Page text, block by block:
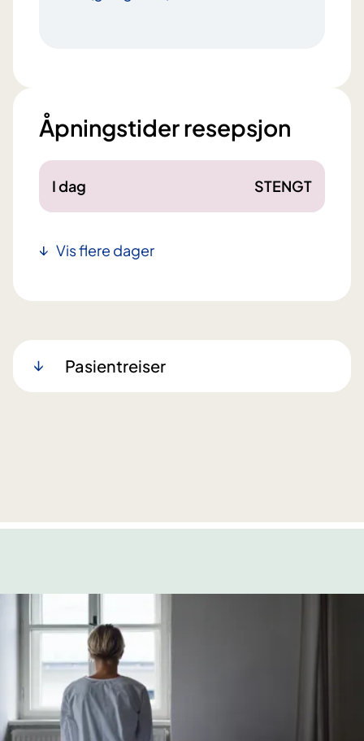
Åpningstider resepsjon
I dag STENGT
Vis flere dager
Pasientreiser